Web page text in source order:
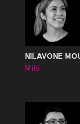
NILAVONE
Milö